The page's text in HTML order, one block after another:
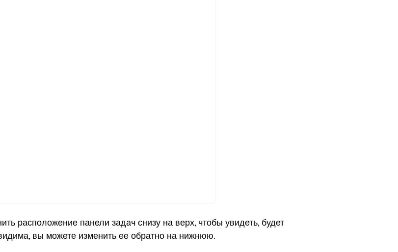
расположение панели задач снизу на верх, чтобы увидеть, будет
вы можете изменить ее обратно на нижнюю.